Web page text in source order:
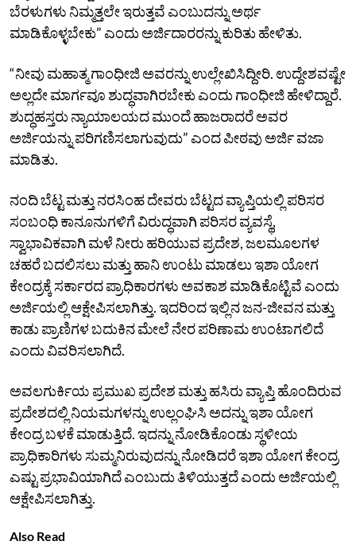
ಬೆರಳುಗಳು ನಿಮ್ಮತ್ತಲೇ ಇರುತ್ತವೆ ಎಂಬುದನ್ನು ಅರ್ಥ
ಮಾಡಿಕೊಳ್ಳಬೇಕು” ಎಂದು ಅರ್ಜಿದಾರರನ್ನು ಕುರಿತು ಹೇಳಿತು.
“ನೀವು ಮಹಾತ್ಮ ಗಾಂಧೀಜಿ ಅವರನ್ನು ಉಲ್ಲೇಖಿಸಿದ್ದೀರಿ. ಉದ್ದೇಶವಷ್ಟೇ
ಅಲ್ಲದೇ ಮಾರ್ಗವೂ ಶುದ್ಧವಾಗಿರಬೇಕು ಎಂದು ಗಾಂಧೀಜಿ ಹೇಳಿದ್ದಾರೆ.
ಶುದ್ಧಹಸ್ತರು ನ್ಯಾಯಾಲಯದ ಮುಂದೆ ಹಾಜರಾದರೆ ಅವರ
ಅರ್ಜಿಯನ್ನು ಪರಿಗಣಿಸಲಾಗುವುದು” ಎಂದ ಪೀಠವು ಅರ್ಜಿ ವಜಾ
ಮಾಡಿತು.
ನಂದಿ ಬೆಟ್ಟ ಮತ್ತು ನರಸಿಂಹ ದೇವರು ಬೆಟ್ಟದ ವ್ಯಾಪ್ತಿಯಲ್ಲಿ ಪರಿಸರ
ಸಂಬಂಧಿ ಕಾನೂನುಗಳಿಗೆ ವಿರುದ್ಧವಾಗಿ ಪರಿಸರ ವ್ಯವಸ್ಥೆ,
ಸ್ವಾಭಾವಿಕವಾಗಿ ಮಳೆ ನೀರು ಹರಿಯುವ ಪ್ರದೇಶ, ಜಲಮೂಲಗಳ
ಚಹರೆ ಬದಲಿಸಲು ಮತ್ತು ಹಾನಿ ಉಂಟು ಮಾಡಲು ಇಶಾ ಯೋಗ
ಕೇಂದ್ರಕ್ಕೆ ಸರ್ಕಾರದ ಪ್ರಾಧಿಕಾರಗಳು ಅವಕಾಶ ಮಾಡಿಕೊಟ್ಟಿವೆ ಎಂದು
ಅರ್ಜಿಯಲ್ಲಿ ಆಕ್ಷೇಪಿಸಲಾಗಿತ್ತು. ಇದರಿಂದ ಇಲ್ಲಿನ ಜನ-ಜೀವನ ಮತ್ತು
ಕಾಡು ಪ್ರಾಣಿಗಳ ಬದುಕಿನ ಮೇಲೆ ನೇರ ಪರಿಣಾಮ ಉಂಟಾಗಲಿದೆ
ಎಂದು ವಿವರಿಸಲಾಗಿದೆ.
ಅವಲಗುರ್ಕಿಯ ಪ್ರಮುಖ ಪ್ರದೇಶ ಮತ್ತು ಹಸಿರು ವ್ಯಾಪ್ತಿ ಹೊಂದಿರುವ
ಪ್ರದೇಶದಲ್ಲಿ ನಿಯಮಗಳನ್ನು ಉಲ್ಲಂಘಿಸಿ ಅದನ್ನು ಇಶಾ ಯೋಗ
ಕೇಂದ್ರ ಬಳಕೆ ಮಾಡುತ್ತಿದೆ. ಇದನ್ನು ನೋಡಿಕೊಂಡು ಸ್ಥಳೀಯ
ಪ್ರಾಧಿಕಾರಿಗಳು ಸುಮ್ಮನಿರುವುದನ್ನು ನೋಡಿದರೆ ಇಶಾ ಯೋಗ ಕೇಂದ್ರ
ಎಷ್ಟು ಪ್ರಭಾವಿಯಾಗಿದೆ ಎಂಬುದು ತಿಳಿಯುತ್ತದೆ ಎಂದು ಅರ್ಜಿಯಲ್ಲಿ
ಆಕ್ಷೇಪಿಸಲಾಗಿತ್ತು.
Also Read